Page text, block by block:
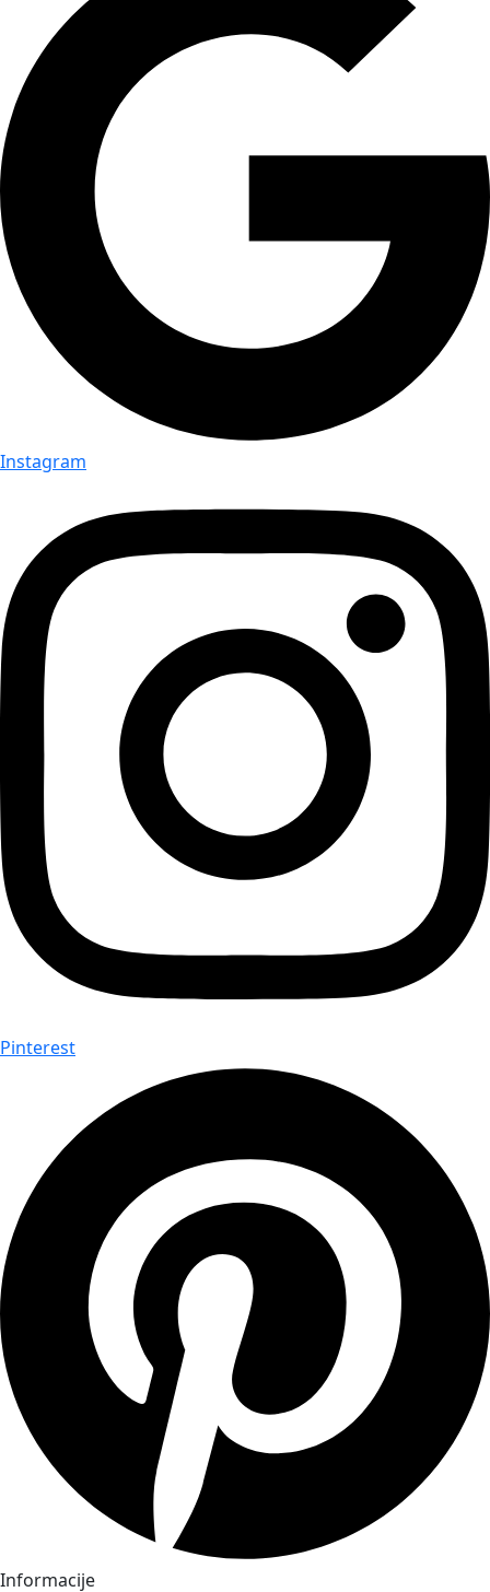
Instagram
Pinterest
Informacije